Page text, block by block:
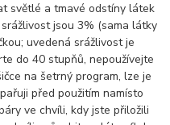
světlé a tmavé odstíny látek
jsou 3% (sama látky
uvedená srážlivost je
do 40 stupňů, nepoužívejte
na šetrný program, lze je
před použitím namísto
ve chvíli, kdy jste přiložili